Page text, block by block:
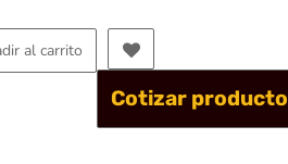
al carrito
Cotizar producto